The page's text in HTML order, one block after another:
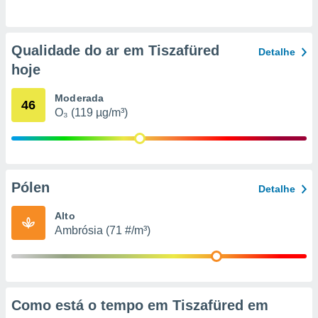
ou opor-
qualquer
em “
na
ou aceder
para
Qualidade do ar em Tiszafüred
hoje
Detalhe
46 Moderada
O₃ (119 µg/m³)
Pólen Detalhe
Alto
Ambrósia (71 #/m³)
Como está o tempo em Tiszafüred em